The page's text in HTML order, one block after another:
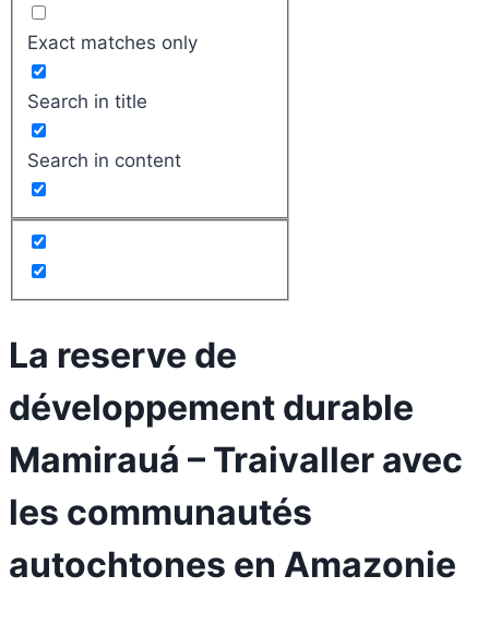
Exact matches only
Search in title
Search in content
La reserve de
développement durable
Mamirauá – Traivaller avec
les communautés
autochtones en Amazonie